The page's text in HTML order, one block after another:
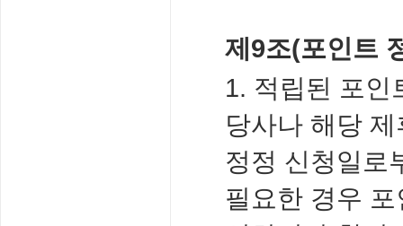
제9조(포인트
1. 적립된 포인
당사나 해당
정정 신청일로
필요한 경우